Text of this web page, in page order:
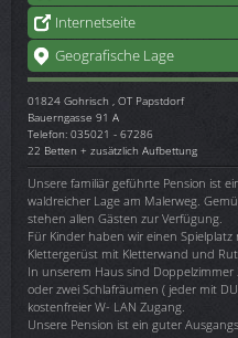
Internetseite
Geografische Lage
01824 Gohrisch , OT Papstdorf
Bauerngasse 91 A
Telefon: 035021 - 67286
22 Betten + zusätzlich Aufbettung
Unsere familiär geführte Pension ist
waldreicher Lage am Malerweg.
stehen allen Gästen zur Verfügung.
Für Kinder haben wir einen Spielplatz
Klettergerüst mit Kletterwand und
In unserem Haus sind
oder zwei Schlafräumen ( jeder mit
kostenfreier W- LAN Zugang.
Unsere Pension ist ein guter